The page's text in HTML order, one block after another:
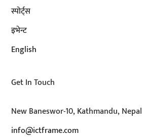
स्पोर्ट्स
इभेन्ट
English
Get In Touch
New Baneswor-10, Kathmandu, Nepal
info@ictframe.com